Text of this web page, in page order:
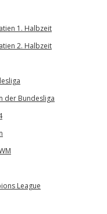
1. Halbzeit
2. Halbzeit
der Bundesliga
League